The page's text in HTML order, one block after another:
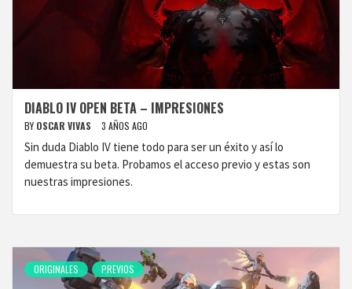
DIABLO IV OPEN BETA – IMPRESIONES
BY OSCAR VIVAS 3 AÑOS AGO
Sin duda Diablo IV tiene todo para ser un éxito y así lo
demuestra su beta. Probamos el acceso previo y estas son
nuestras impresiones.
ORIGINALES PREVIOS